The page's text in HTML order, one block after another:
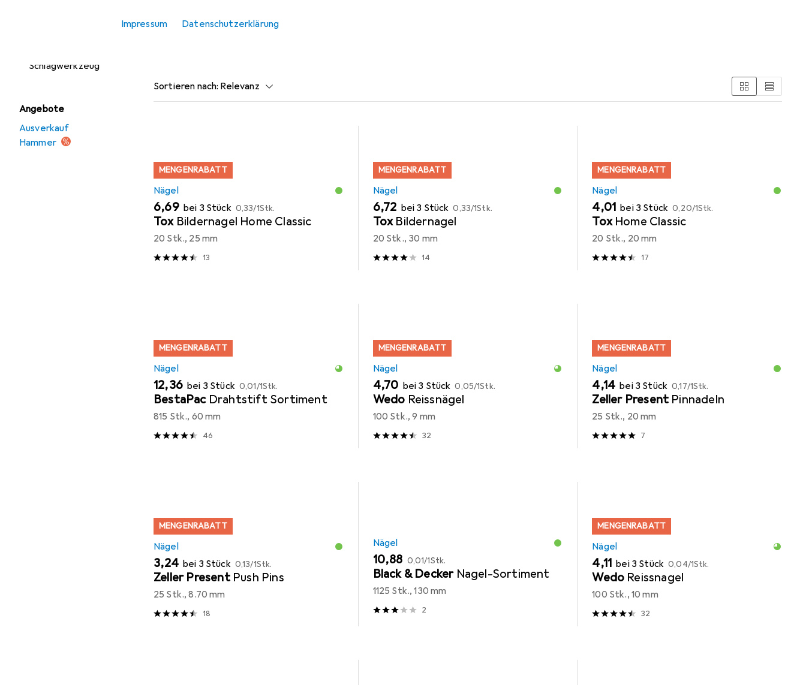
Impressum Datenschutzerklärung
Schlagwerkzeug
Angebote
Ausverkauf
Hammer
Sortieren nach: Relevanz
MENGENRABATT
Nägel
EUR
6,69 bei 3 Stück EUR
0,33/1Stk.
Tox Bildernagel Home Classic
20 Stk., 25 mm
13
MENGENRABATT
Nägel
EUR
6,72 bei 3 Stück EUR
0,33/1Stk.
Tox Bildernagel
20 Stk., 30 mm
14
MENGENRABATT
Nägel
EUR
4,01 bei 3 Stück EUR
0,20/1Stk.
Tox Home Classic
20 Stk., 20 mm
17
MENGENRABATT
Nägel
EUR
12,36 bei 3 Stück EUR
0,01/1Stk.
BestaPac Drahtstift Sortiment
815 Stk., 60 mm
46
MENGENRABATT
Nägel
EUR
4,70 bei 3 Stück EUR
0,05/1Stk.
Wedo Reissnägel
100 Stk., 9 mm
32
MENGENRABATT
Nägel
EUR
4,14 bei 3 Stück EUR
0,17/1Stk.
Zeller Present Pinnadeln
25 Stk., 20 mm
7
MENGENRABATT
Nägel
EUR
3,24 bei 3 Stück EUR
0,13/1Stk.
Zeller Present Push Pins
25 Stk., 8.70 mm
18
Nägel
EUR
10,88 EUR
0,01/1Stk.
Black & Decker Nagel-Sortiment
1125 Stk., 130 mm
2
MENGENRABATT
Nägel
EUR
4,11 bei 3 Stück EUR
0,04/1Stk.
Wedo Reissnagel
100 Stk., 10 mm
32